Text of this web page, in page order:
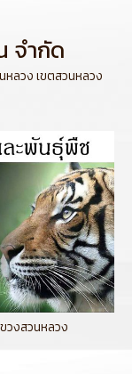
จำกัด
หลวง เขตสวนหลวง
วงสวนหลวง